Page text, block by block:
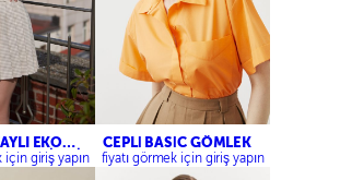
EKOSE
PILELI
için giriş yapın
CEPLİ BASİC GÖMLEK
fiyatı görmek için giriş yapın